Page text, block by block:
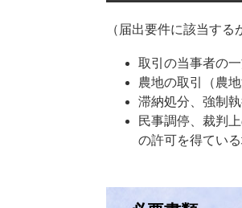
（届出要件に該当する
取引の当事者の
農地の取引（農
滞納処分、強制
民事調停、裁判
の許可を得てい